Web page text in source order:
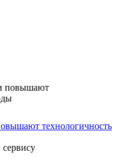
технологичность